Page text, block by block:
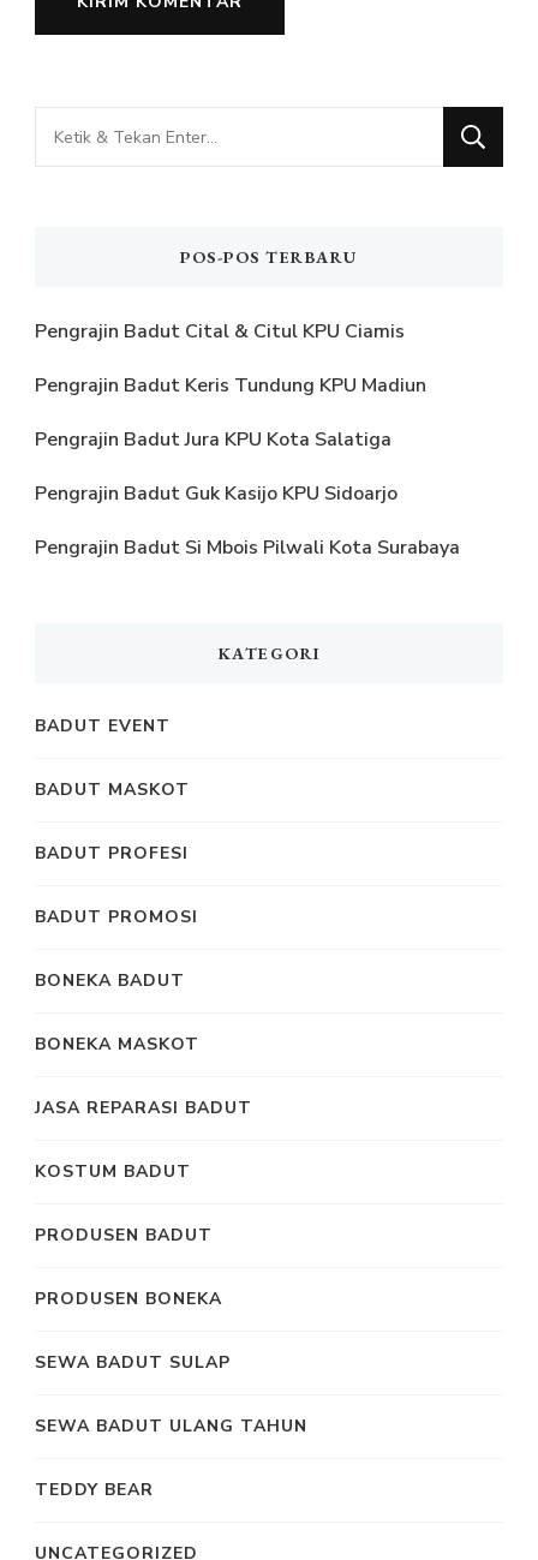
Mencari
Sesuatu?
POS-POS TERBARU
Pengrajin Badut Cital & Citul KPU Ciamis
Pengrajin Badut Keris Tundung KPU Madiun
Pengrajin Badut Jura KPU Kota Salatiga
Pengrajin Badut Guk Kasijo KPU Sidoarjo
Pengrajin Badut Si Mbois Pilwali Kota Surabaya
KATEGORI
BADUT EVENT
BADUT MASKOT
BADUT PROFESI
BADUT PROMOSI
BONEKA BADUT
BONEKA MASKOT
JASA REPARASI BADUT
KOSTUM BADUT
PRODUSEN BADUT
PRODUSEN BONEKA
SEWA BADUT SULAP
SEWA BADUT ULANG TAHUN
TEDDY BEAR
UNCATEGORIZED